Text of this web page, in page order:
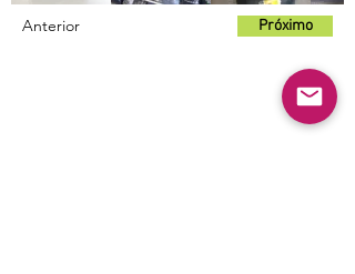
Anterior Próximo